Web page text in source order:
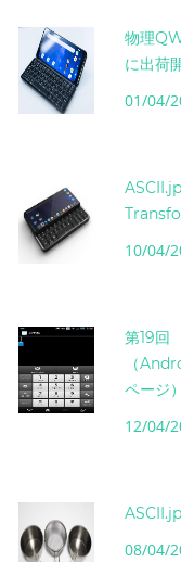
物理
に出荷
01/04/
10/04/
第19回
（
ページ）
12/04/
08/04/